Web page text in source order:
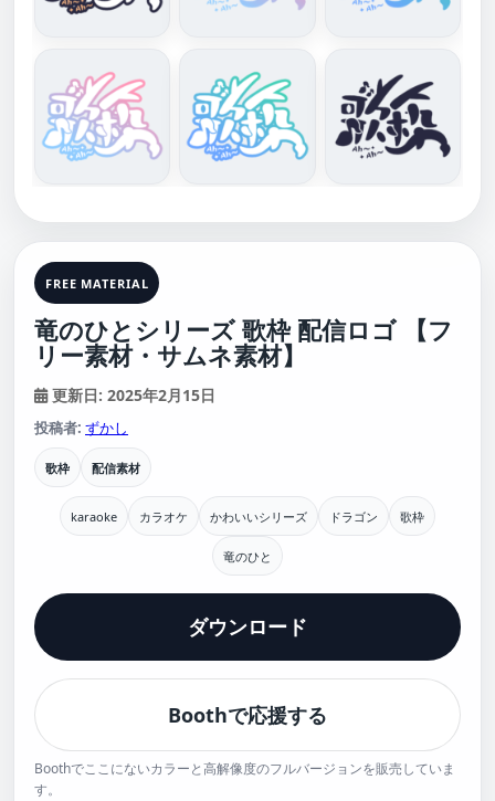
FREE MATERIAL
竜のひとシリーズ 歌枠 配信ロゴ 【フ
リー素材・サムネ素材】
更新日: 2025年2月15日
投稿者: ずかし
歌枠 配信素材
karaoke カラオケ かわいいシリーズ ドラゴン 歌枠
竜のひと
ダウンロード
Boothで応援する
Boothでここにないカラーと高解像度のフルバージョンを販売していま
す。